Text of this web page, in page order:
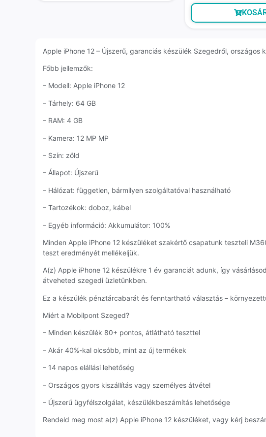
Apple iPhone 12 – Újszerű, garanciás készülék Szegedről, országos
Főbb jellemzők:
– Modell: Apple iPhone 12
– Tárhely: 64 GB
– RAM: 4 GB
– Kamera: 12 MP MP
– Szín: zöld
– Állapot: Újszerű
– Hálózat: független, bármilyen szolgáltatóval használható
– Tartozékok: doboz, kábel
– Egyéb információ: Akkumulátor: 100%
Minden Apple iPhone 12 készüléket szakértő csapatunk teszteli
teszt eredményét mellékeljük.
A(z) Apple iPhone 12 készülékre 1 év garanciát adunk, így
átveheted szegedi üzletünkben.
Ez a készülék pénztárcabarát és fenntartható választás –
Miért a Mobilpont Szeged?
– Minden készülék 80+ pontos, átlátható teszttel
– Akár 40%-kal olcsóbb, mint az új termékek
– 14 napos elállási lehetőség
– Országos gyors kiszállítás vagy személyes átvétel
– Újszerű ügyfélszolgálat, készülékbeszámítás lehetősége
Rendeld meg most a(z) Apple iPhone 12 készüléket, vagy kérj